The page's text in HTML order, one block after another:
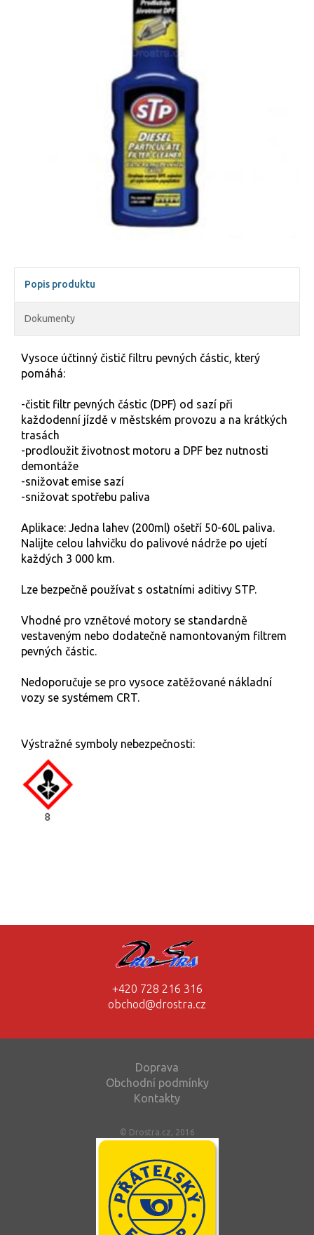
Popis produktu
Dokumenty
Vysoce účtinný čistič filtru pevných částic, který
pomáhá:
-čistit filtr pevných částic (DPF) od sazí při
každodenní jízdě v městském provozu a na krátkých
trasách
-prodloužit životnost motoru a DPF bez nutnosti
demontáže
-snižovat emise sazí
-snižovat spotřebu paliva
Aplikace: Jedna lahev (200ml) ošetří 50-60L paliva.
Nalijte celou lahvičku do palivové nádrže po ujetí
každých 3 000 km.
Lze bezpečně používat s ostatními aditivy STP.
Vhodné pro vznětové motory se standardně
vestaveným nebo dodatečně namontovaným filtrem
pevných částic.
Nedoporučuje se pro vysoce zatěžované nákladní
vozy se systémem CRT.
Výstražné symboly nebezpečnosti:
+420 728 216 316
obchod@drostra.cz
Doprava
Obchodní podmínky
Kontakty
© Drostra.cz, 2016